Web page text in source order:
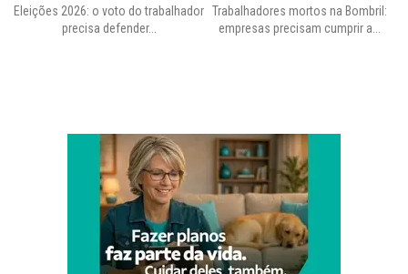
Eleições 2026: o voto do trabalhador
precisa defender...
Trabalhadores mortos na Bombril:
empresas precisam cumprir a...